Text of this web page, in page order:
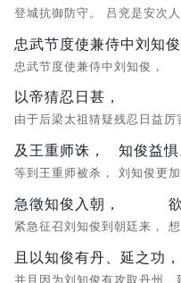
登城抗御防守。 吕兖是安次
忠武节度使兼侍中刘知俊
忠武节度使兼侍中刘知俊，
以帝猜忍日甚，
由于后梁太祖猜疑残忍日益厉
及王重师诛，
等到王重师被杀，
知俊益惧
刘知俊更
急徵知俊入朝，
紧急征召刘知俊到朝廷来，
且以知俊有丹、延之功，
并且因为刘知俊有攻取丹州、